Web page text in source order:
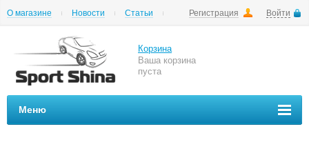
Регистрация Войти
О магазине Новости
Статьи
Корзина
Ваша корзина
пуста
Меню